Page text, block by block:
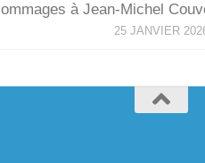
à Jean-Michel
25 JANVIER